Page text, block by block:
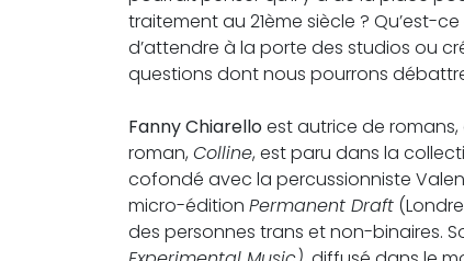
traitement au 21ème siècle ? Qu’est-
d’attendre à la porte des studios ou
questions dont nous pourrons
Fanny Chiarelloest autrice de
roman, Colline, est paru dans la
cofondé avec la percussionniste
micro-édition Permanent Draft
des personnes trans et non-binaires.